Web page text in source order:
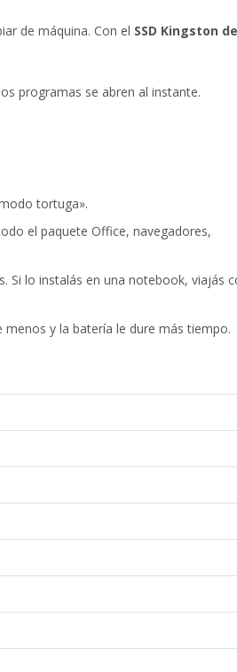
de máquina. Con el SSD Kingston
programas se abren al instante.
tortuga».
el paquete Office, navegadores,
Si lo instalás en una notebook, viajás
y la batería le dure más tiempo.